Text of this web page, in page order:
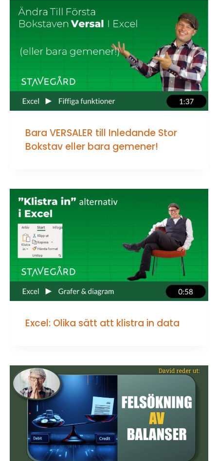
Bara VERSALER till Inledande Stor
Bokstav eller bara gemener!
Excel: Olika sätt att klistra in data